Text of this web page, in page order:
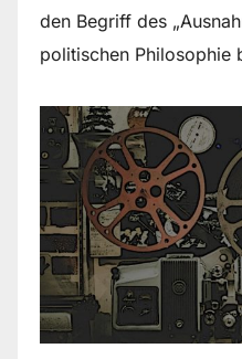
den Begriff des
politischen Philosophie